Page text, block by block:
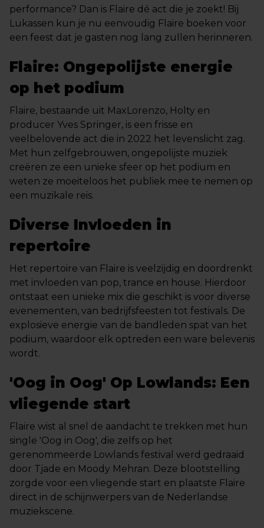
performance? Dan is Flaire dé act die je zoekt! Bij
Lukassen kun je nu eenvoudig Flaire boeken voor
een feest dat je gasten nog lang zullen herinneren.
Flaire: Ongepolijste energie
op het podium
Flaire, bestaande uit MaxLorenzo, Holty en
producer Yves Springer, is een frisse en
veelbelovende act die in 2022 het levenslicht zag.
Met hun zelfgebrouwen, ongepolijste muziek
creëren ze een unieke sfeer op het podium en
weten ze moeiteloos het publiek mee te nemen op
een muzikale reis.
Diverse Invloeden in
repertoire
Het repertoire van Flaire is veelzijdig en doordrenkt
met invloeden van pop, trance en house. Hierdoor
ontstaat een unieke mix die geschikt is voor diverse
evenementen, van bedrijfsfeesten tot festivals. De
explosieve energie van de bandleden spat van het
podium, waardoor elk optreden een ware belevenis
wordt.
'Oog in Oog' Op Lowlands: Een
vliegende start
Flaire wist al snel de aandacht te trekken met hun
single 'Oog in Oog', die zelfs op het
gerenommeerde Lowlands festival werd gedraaid
door Tjade en Moody Mehran. Deze blootstelling
zorgde voor een vliegende start en plaatste Flaire
direct in de schijnwerpers van de Nederlandse
muziekscene.